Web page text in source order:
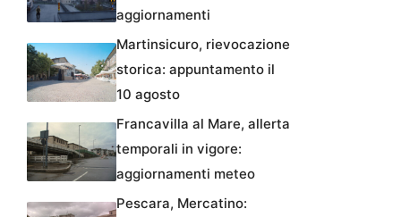
aggiornamenti
Martinsicuro, rievocazione
storica: appuntamento il
10 agosto
Francavilla al Mare, allerta
temporali in vigore:
aggiornamenti meteo
Pescara, Mercatino: